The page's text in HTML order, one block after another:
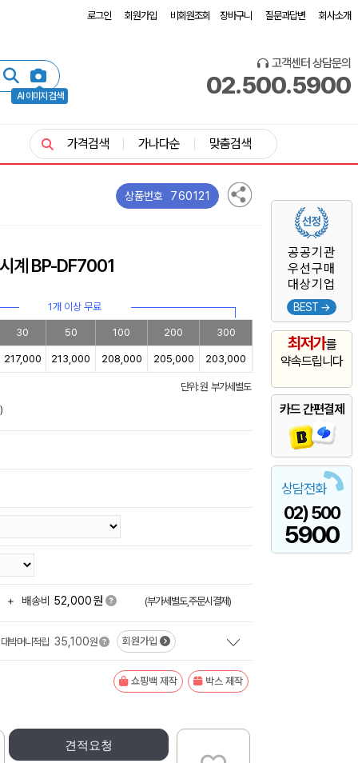
로그인 회원가입 비회원조회 장바구니 질문과답변 회사소개
AI 이미지 검색
고객센터 상담문의
02.500.5900
공공기관
우선구매
대상기업
BEST →
최저가를
약속드립니다
카드 간편결제
상담전화
02) 500
5900
가격검색 가나다순 맞춤검색
상품번호 760121
계 BP-DF7001
1개 이상 무료
30 50 100 200 300
217,000 213,000 208,000 205,000 203,000
단위: 원 부가세별도
+ 배송비 52,000원 (부가세별도,주문시결제)
대박머니적립 35,100원 회원가입
쇼핑백 제작 박스 제작
견적요청